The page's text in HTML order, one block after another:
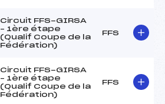
Circuit FFS-GIRSA
– 1ère étape
(Qualif Coupe de la
Fédération)
FFS
Circuit FFS-GIRSA
– 1ère étape
(Qualif Coupe de la
Fédération)
FFS